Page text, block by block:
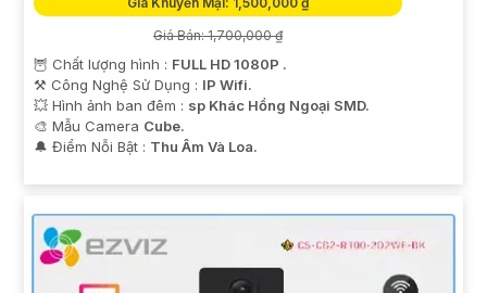
Giá Bán: 1,700,000 ₫
🦉 Chất lượng hình : FULL HD 1080P .
⚒ Công Nghệ Sử Dụng : IP Wifi.
💥 Hình ảnh ban đêm : sp Khác Hồng Ngoại SMD.
🎨 Mẫu Camera Cube.
️🔔 Điểm Nỗi Bật : Thu Âm Và Loa.